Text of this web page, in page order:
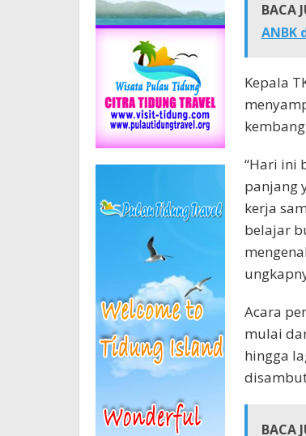
BACA
ANBK
Kepala
“Hari ini
panjang
kerja
belajar
Acara
mulai
hingga
BACA